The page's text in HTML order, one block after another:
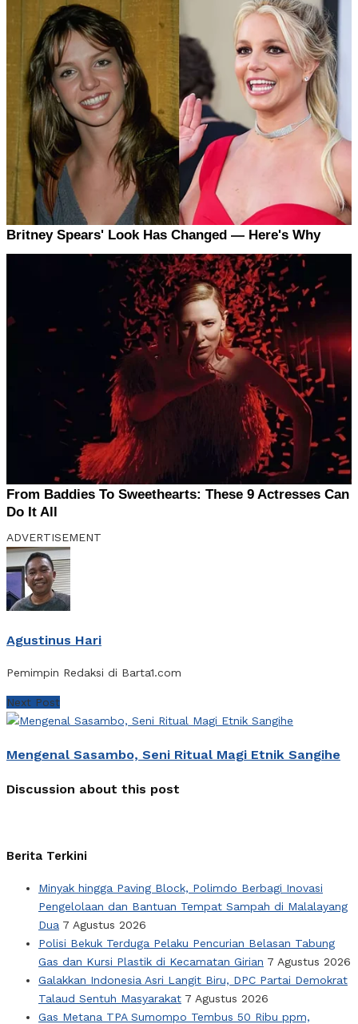
ADVERTISEMENT
Agustinus Hari
Pemimpin Redaksi di Barta1.com
Next Post
Mengenal Sasambo, Seni Ritual Magi Etnik Sangihe
Discussion about this post
Berita Terkini
Minyak hingga Paving Block, Polimdo Berbagi Inovasi
Pengelolaan dan Bantuan Tempat Sampah di Malalayang
Dua 7 Agustus 2026
Polisi Bekuk Terduga Pelaku Pencurian Belasan Tabung
Gas dan Kursi Plastik di Kecamatan Girian 7 Agustus 2026
Galakkan Indonesia Asri Langit Biru, DPC Partai Demokrat
Talaud Sentuh Masyarakat 7 Agustus 2026
Gas Metana TPA Sumompo Tembus 50 Ribu ppm,